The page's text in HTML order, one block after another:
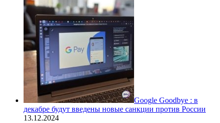
Google Goodbye : в
декабре будут введены новые санкции против России
13.12.2024